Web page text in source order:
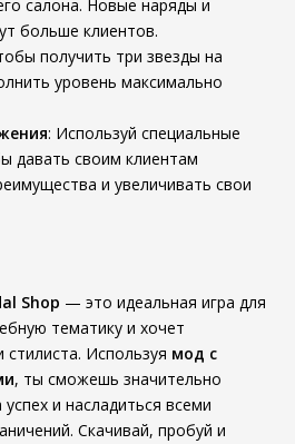
салона. Новые наряды и
больше клиентов.
получить три звезды на
уровень максимально
: Используй специальные
давать своим клиентам
и увеличивать свои
Shop — это идеальная игра для
тематику и хочет
Используя мод с
, ты сможешь значительно
и насладиться всеми
Скачивай, пробуй и